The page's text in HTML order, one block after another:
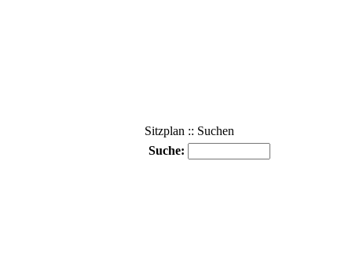
Sitzplan :: Suchen
Suche: